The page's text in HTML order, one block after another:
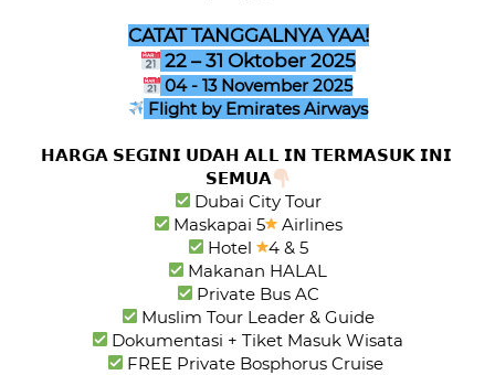
CATAT TANGGALNYA YAA!
22 – 31 Oktober 2025
Flight by Emirates Airways
𝗛𝗔𝗥𝗚𝗔 𝗦𝗘𝗚𝗜𝗡𝗜 𝗨𝗗𝗔𝗛 𝗔𝗟𝗟 𝗜𝗡 𝗧𝗘𝗥𝗠𝗔𝗦𝗨𝗞 𝗜𝗡𝗜
𝗦𝗘𝗠𝗨𝗔
Dubai City Tour
Maskapai 5
Airlines
Hotel
4 & 5
Muslim Tour Leader & Guide
FREE Private Bosphorus Cruise